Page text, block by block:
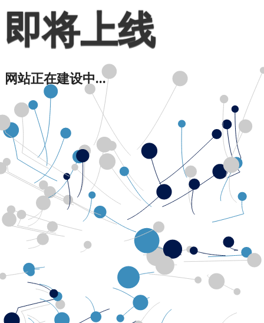
即将上线
网站正在建设中...